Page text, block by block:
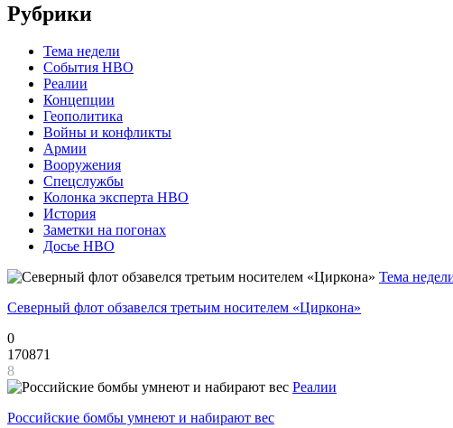
Рубрики
Тема недели
События НВО
Реалии
Концепции
Геополитика
Войны и конфликты
Армии
Вооружения
Спецслужбы
Колонка эксперта НВО
История
Заметки на погонах
Досье НВО
Тема
Северный флот обзавелся третьим носителем «Циркона»
0
170871
8
Реалии
Российские бомбы умнеют и набирают вес